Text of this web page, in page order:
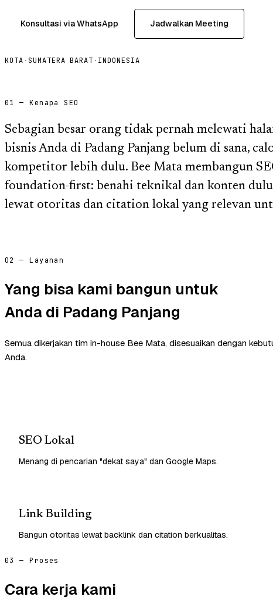
Konsultasi via WhatsApp Jadwalkan Meeting
KOTA · SUMATERA BARAT · INDONESIA
01 — Kenapa SEO
Sebagian besar orang tidak pernah melewati
bisnis Anda di Padang Panjang belum di sana,
kompetitor lebih dulu. Bee Mata membangun
foundation-first: benahi teknikal dan konten
lewat otoritas dan citation lokal yang relevan
02 — Layanan
Yang bisa kami bangun untuk
Anda di Padang Panjang
Semua dikerjakan tim in-house Bee Mata, disesuaikan dengan
Anda.
SEO Lokal
Menang di pencarian "dekat saya" dan Google Maps.
Link Building
Bangun otoritas lewat backlink dan citation berkualitas.
03 — Proses
Cara kerja kami